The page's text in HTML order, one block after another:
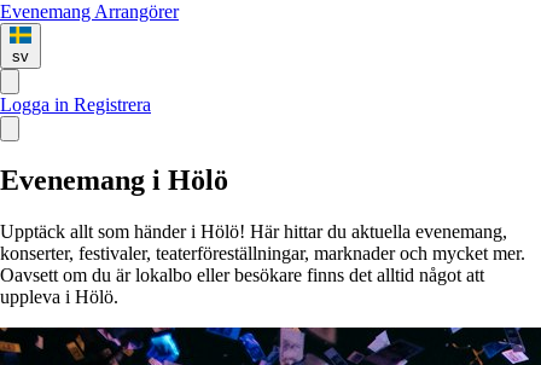
Evenemang Arrangörer
sv
Logga in Registrera
Evenemang i Hölö
Upptäck allt som händer i Hölö! Här hittar du aktuella evenemang,
konserter, festivaler, teaterföreställningar, marknader och mycket mer.
Oavsett om du är lokalbo eller besökare finns det alltid något att
uppleva i Hölö.